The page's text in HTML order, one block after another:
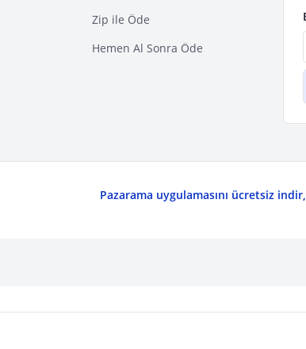
Zip ile Öde
Hemen Al Sonra Öde
Pazarama uygulamasını ücretsiz